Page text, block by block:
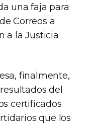
una faja para
Correos a
a la Justicia
finalmente,
del
certificados
que los